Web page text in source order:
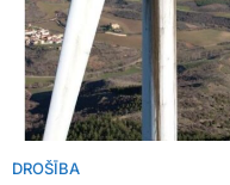
DROŠĪBA